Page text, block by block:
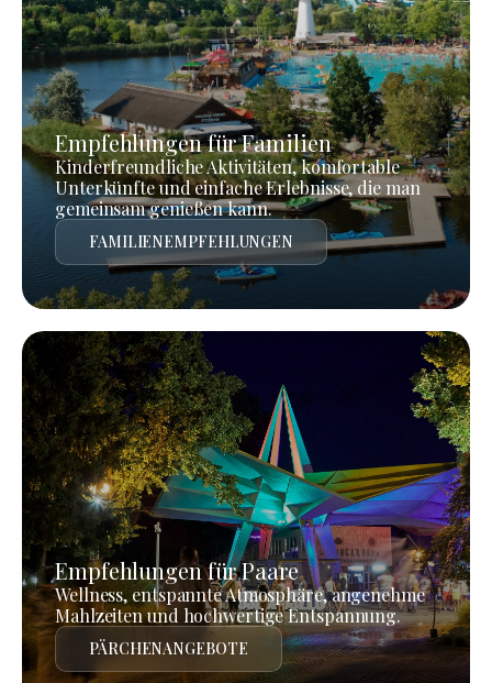
Empfehlungen für Familien
Kinderfreundliche Aktivitäten, komfortable
Unterkünfte und einfache Erlebnisse, die man
gemeinsam genießen kann.
FAMILIENEMPFEHLUNGEN
Empfehlungen für Paare
Wellness, entspannte Atmosphäre, angenehme
Mahlzeiten und hochwertige Entspannung.
PÄRCHENANGEBOTE